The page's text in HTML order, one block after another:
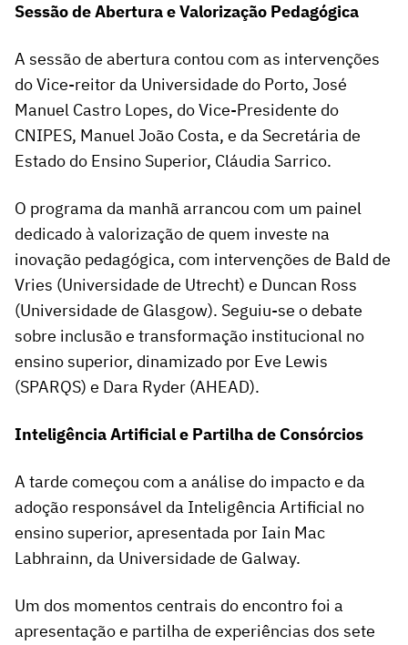
Sessão de Abertura e Valorização Pedagógica
A sessão de abertura contou com as intervenções
do Vice-reitor da Universidade do Porto, José
Manuel Castro Lopes, do Vice-Presidente do
CNIPES, Manuel João Costa, e da Secretária de
Estado do Ensino Superior, Cláudia Sarrico.
O programa da manhã arrancou com um painel
dedicado à valorização de quem investe na
inovação pedagógica, com intervenções de Bald de
Vries (Universidade de Utrecht) e Duncan Ross
(Universidade de Glasgow). Seguiu-se o debate
sobre inclusão e transformação institucional no
ensino superior, dinamizado por Eve Lewis
(SPARQS) e Dara Ryder (AHEAD).
Inteligência Artificial e Partilha de Consórcios
A tarde começou com a análise do impacto e da
adoção responsável da Inteligência Artificial no
ensino superior, apresentada por Iain Mac
Labhrainn, da Universidade de Galway.
Um dos momentos centrais do encontro foi a
apresentação e partilha de experiências dos sete